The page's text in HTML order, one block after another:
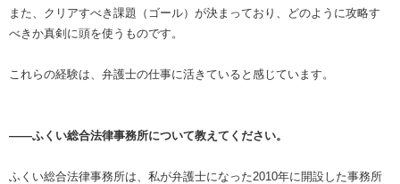
また、クリアすべき課題（ゴール）が決まっており、どのように攻略す
べきか真剣に頭を使うものです。
これらの経験は、弁護士の仕事に活きていると感じています。
――ふくい総合法律事務所について教えてください。
ふくい総合法律事務所は、私が弁護士になった2010年に開設した事務所